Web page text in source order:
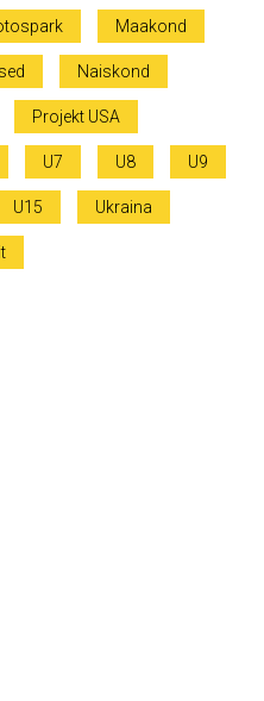
Maakond
Naiskond
Projekt USA
U7 U8 U9
U15 Ukraina